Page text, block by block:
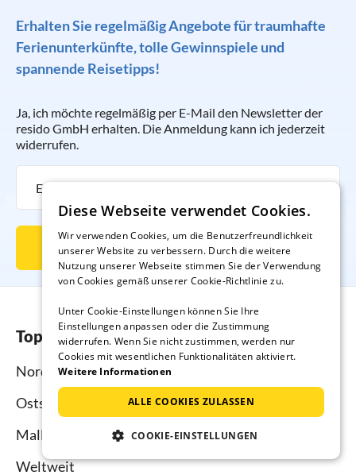
Erhalten Sie regelmäßig Angebote für traumhafte
Ferienunterkünfte, tolle Gewinnspiele und
spannende Reisetipps!
Ja, ich möchte regelmäßig per E-Mail den Newsletter der
resido GmbH erhalten. Die Anmeldung kann ich jederzeit
widerrufen.
Newsletter abonnieren
Top-Regionen
Nordsee
Ostsee
Mallorca
Weltweit
Diese Webseite verwendet Cookies.
Wir verwenden Cookies, um die Benutzerfreundlichkeit
unserer Website zu verbessern. Durch die weitere
Nutzung unserer Webseite stimmen Sie der Verwendung
von Cookies gemäß unserer Cookie-Richtlinie zu.
Unter Cookie-Einstellungen können Sie Ihre
Einstellungen anpassen oder die Zustimmung
widerrufen. Wenn Sie nicht zustimmen, werden nur
Cookies mit wesentlichen Funktionalitäten aktiviert.
Weitere Informationen
ALLE COOKIES ZULASSEN
COOKIE-EINSTELLUNGEN